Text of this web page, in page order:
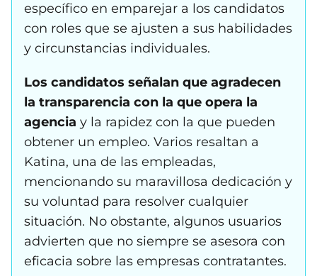
específico en emparejar a los candidatos
con roles que se ajusten a sus habilidades
y circunstancias individuales.
Los candidatos señalan que agradecen
la transparencia con la que opera la
agencia y la rapidez con la que pueden
obtener un empleo. Varios resaltan a
Katina, una de las empleadas,
mencionando su maravillosa dedicación y
su voluntad para resolver cualquier
situación. No obstante, algunos usuarios
advierten que no siempre se asesora con
eficacia sobre las empresas contratantes.